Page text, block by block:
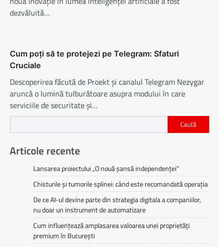
dezvăluită…
Cum poți să te protejezi pe Telegram: Sfaturi
Cruciale
Descoperirea făcută de Proekt și canalul Telegram Nezygar
aruncă o lumină tulburătoare asupra modului în care
serviciile de securitate și…
Caută
Articole recente
Lansarea proiectului „O nouă șansă independenței”
Chisturile și tumorile splinei: când este recomandată operația
De ce AI-ul devine parte din strategia digitala a companiilor,
nu doar un instrument de automatizare
Cum influențează amplasarea valoarea unei proprietăți
premium în București